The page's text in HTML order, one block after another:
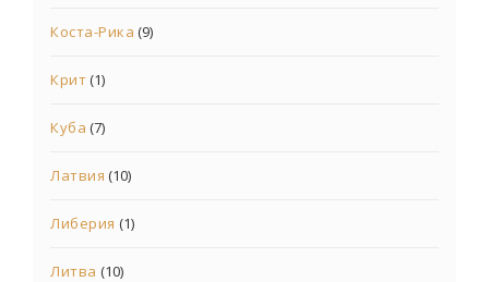
Коста-Рика (9)
Крит(1)
Куба (7)
Латвия (10)
Либерия (1)
Литва (10)